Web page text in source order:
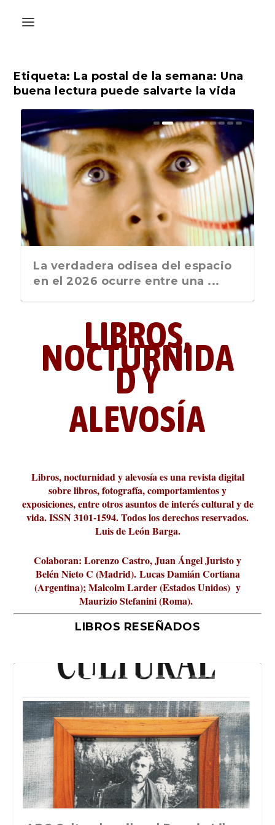
Etiqueta: La postal de la semana: Una
buena lectura puede salvarte la vida
La última postal de la temporada
nos recuerda que nos vamos ...
La verdadera odisea del espacio
en el 2026 ocurre entre una ...
Liber 2026 al Fomento de la Le...
Revista Cultural Turia, númer...
10.000 pasos al día? Lo que d...
paisajística del mar de Sicil...
París
metafísicos de la novela ne...
LIBROS,
NOCTURNIDA
D Y
ALEVOSÍA
Libros, nocturnidad y alevosía es una revista digital
sobre libros, fotografía, comportamientos y
exposiciones, entre otros asuntos de interés cultural y de
vida. ISSN 3101-1594. Todos los derechos reservados.
Luis de León Barga.
Colaboran: Lorenzo Castro, Juan Ángel Juristo y
Belén Nieto C (Madrid). Lucas Damián Cortiana
(Argentina); Malcolm Larder (Estados Unidos) y
Maurizio Stefanini (Roma).
LIBROS RESEÑADOS